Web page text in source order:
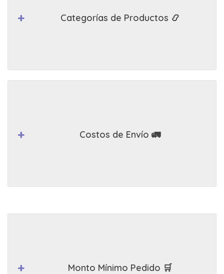
Categorías de Productos 📿
Costos de Envío 🚛
Monto Mínimo Pedido 🛒